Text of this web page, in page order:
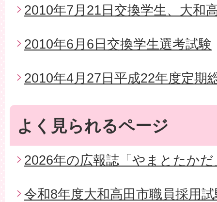
2010年7月21日交換学生、大和
2010年6月6日交換学生選考試験
2010年4月27日平成22年度定期
よく見られるページ
2026年の広報誌「やまとたかだ
令和8年度大和高田市職員採用